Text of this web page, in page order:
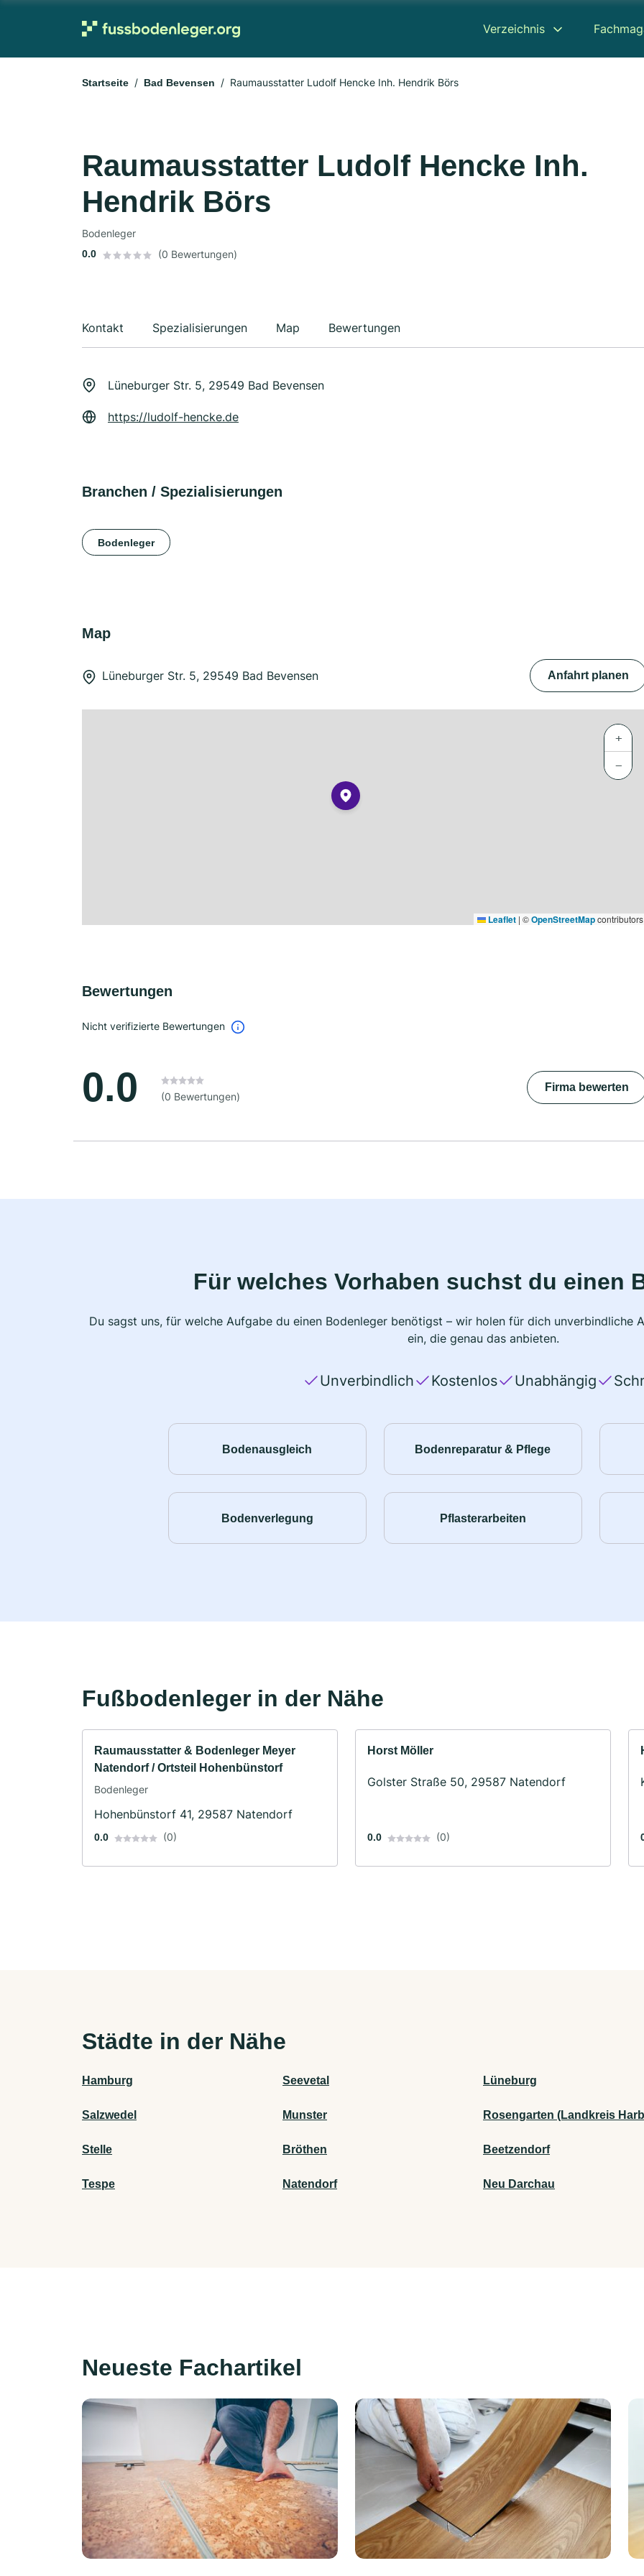
Verzeichnis
Startseite Bad Bevensen Raumausstatter Ludolf Hencke Inh. Hendrik Börs
Raumausstatter Ludolf Hencke Inh.
Hendrik Börs
Bodenleger
0.0 (0 Bewertungen)
Kontakt Spezialisierungen Map Bewertungen
Lüneburger Str. 5, 29549 Bad Bevensen
https://ludolf-hencke.de
Branchen / Spezialisierungen
Bodenleger
Map
Lüneburger Str. 5, 29549 Bad Bevensen Anfahrt planen
+
−
Leaflet | ©OpenStreetMapcontributors
Bewertungen
Nicht verifizierte Bewertungen
0.0 (0 Bewertungen)
Firma bewerten
Für welches Vorhaben suchst du einen
Du sagst uns, für welche Aufgabe du einen Bodenleger benötigst – wir holen für dich unverbindliche
ein, die genau das anbieten.
Unverbindlich Kostenlos Unabhängig
Bodenausgleich Bodenreparatur & Pflege
Bodenverlegung Pflasterarbeiten
Fußbodenleger in der Nähe
Raumausstatter & Bodenleger Meyer
Natendorf / Ortsteil Hohenbünstorf
Bodenleger
Hohenbünstorf 41, 29587 Natendorf
0.0 (0)
Horst Möller
Golster Straße 50, 29587 Natendorf
0.0 (0)
Städte in der Nähe
Hamburg Seevetal Lüneburg
Salzwedel Munster Rosengarten (Landkreis
Stelle Bröthen Beetzendorf
Tespe Natendorf Neu Darchau
Neueste Fachartikel